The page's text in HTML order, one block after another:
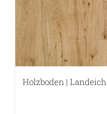
Holzboden |